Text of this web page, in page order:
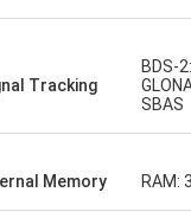
Tracking
BDS-
SBAS
Memory RAM: